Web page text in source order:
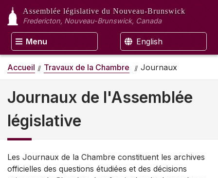
Assemblée législative du Nouveau-Brunswick
Fredericton, Nouveau-Brunswick, Canada
Menu English
Accueil Travaux de la Chambre Journaux
Journaux de l'Assemblée
législative
Les Journaux de la Chambre constituent les archives
officielles des questions étudiées et des décisions